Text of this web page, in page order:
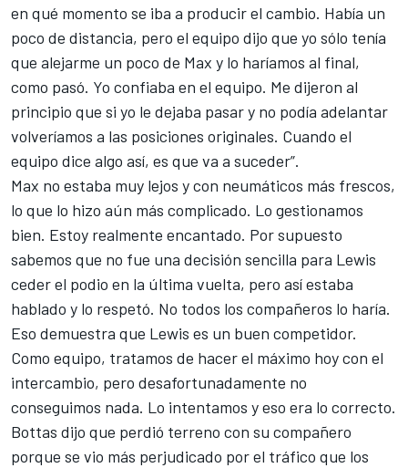
en qué momento se iba a producir el cambio. Había un
poco de distancia, pero el equipo dijo que yo sólo tenía
que alejarme un poco de Max y lo haríamos al final,
como pasó. Yo confiaba en el equipo. Me dijeron al
principio que si yo le dejaba pasar y no podía adelantar
volveríamos a las posiciones originales. Cuando el
equipo dice algo así, es que va a suceder”.
Max no estaba muy lejos y con neumáticos más frescos,
lo que lo hizo aún más complicado. Lo gestionamos
bien. Estoy realmente encantado. Por supuesto
sabemos que no fue una decisión sencilla para Lewis
ceder el podio en la última vuelta, pero así estaba
hablado y lo respetó. No todos los compañeros lo haría.
Eso demuestra que Lewis es un buen competidor.
Como equipo, tratamos de hacer el máximo hoy con el
intercambio, pero desafortunadamente no
conseguimos nada. Lo intentamos y eso era lo correcto.
Bottas dijo que perdió terreno con su compañero
porque se vio más perjudicado por el tráfico que los